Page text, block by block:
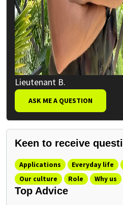
Lieutenant B.
ASK ME A QUESTION
Keen to receive
Applications Everyday life
Our culture
Role Why us
Top Advice